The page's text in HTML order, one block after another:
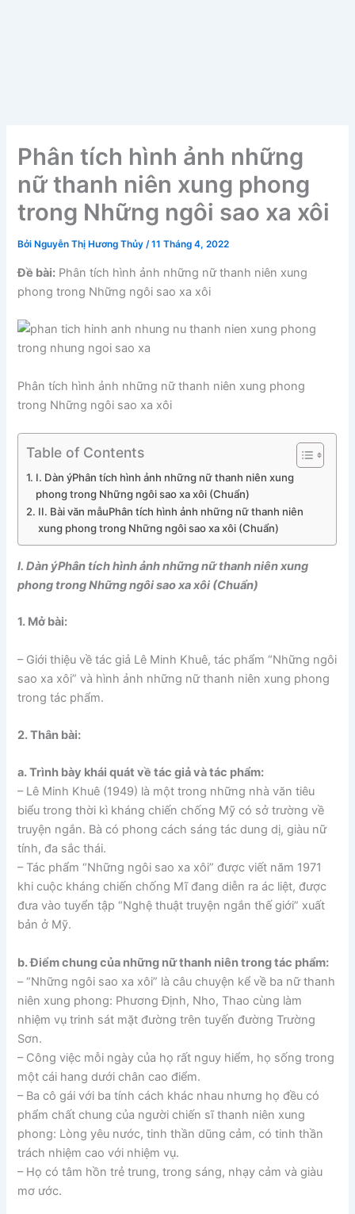
Phân tích hình ảnh những
nữ thanh niên xung phong
trong Những ngôi sao xa xôi
Bởi Nguyễn Thị Hương Thủy/11 Tháng 4, 2022
Đề bài: Phân tích hình ảnh những nữ thanh niên xung
phong trong Những ngôi sao xa xôi
Phân tích hình ảnh những nữ thanh niên xung phong
trong Những ngôi sao xa xôi
Table of Contents
I. Dàn ýPhân tích hình ảnh những nữ thanh niên xung
phong trong Những ngôi sao xa xôi (Chuẩn)
II. Bài văn mẫuPhân tích hình ảnh những nữ thanh niên
xung phong trong Những ngôi sao xa xôi (Chuẩn)
I. Dàn ýPhân tích hình ảnh những nữ thanh niên xung
phong trong Những ngôi sao xa xôi (Chuẩn)
1. Mở bài:
– Giới thiệu về tác giả Lê Minh Khuê, tác phẩm “Những ngôi
sao xa xôi” và hình ảnh những nữ thanh niên xung phong
trong tác phẩm.
2. Thân bài:
a. Trình bày khái quát về tác giả và tác phẩm:
– Lê Minh Khuê (1949) là một trong những nhà văn tiêu
biểu trong thời kì kháng chiến chống Mỹ có sở trường về
truyện ngắn. Bà có phong cách sáng tác dung dị, giàu nữ
tính, đa sắc thái.
– Tác phẩm “Những ngôi sao xa xôi” được viết năm 1971
khi cuộc kháng chiến chống Mĩ đang diễn ra ác liệt, được
đưa vào tuyển tập “Nghệ thuật truyện ngắn thế giới” xuất
bản ở Mỹ.
b. Điểm chung của những nữ thanh niên trong tác phẩm:
– “Những ngôi sao xa xôi” là câu chuyện kể về ba nữ thanh
niên xung phong: Phương Định, Nho, Thao cùng làm
nhiệm vụ trinh sát mặt đường trên tuyến đường Trường
Sơn.
– Công việc mỗi ngày của họ rất nguy hiểm, họ sống trong
một cái hang dưới chân cao điểm.
– Ba cô gái với ba tính cách khác nhau nhưng họ đều có
phẩm chất chung của người chiến sĩ thanh niên xung
phong: Lòng yêu nước, tinh thần dũng cảm, có tinh thần
trách nhiệm cao với nhiệm vụ.
– Họ có tâm hồn trẻ trung, trong sáng, nhạy cảm và giàu
mơ ước.